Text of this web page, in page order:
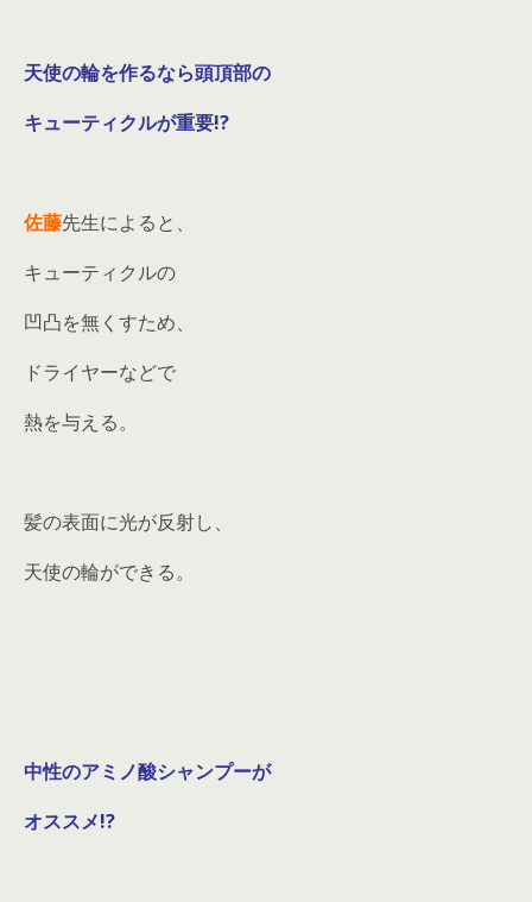
天使の輪を作るなら頭頂部の
キューティクルが重要!?
佐藤先生によると、
キューティクルの
凹凸を無くすため、
ドライヤーなどで
熱を与える。
髪の表面に光が反射し、
天使の輪ができる。
中性のアミノ酸シャンプーが
オススメ!?